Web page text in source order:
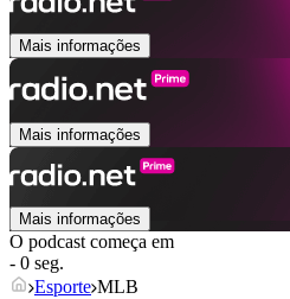
Mais informações
Mais informações
Mais informações
O podcast começa em
- 0 seg.
Esporte MLB